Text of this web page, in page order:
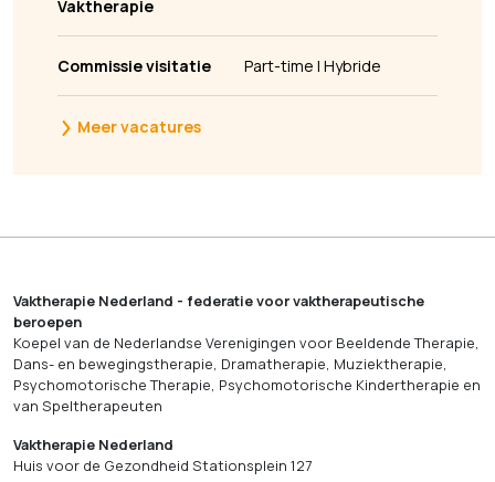
Vaktherapie
Commissie visitatie Part-time | Hybride
Meer vacatures
Vaktherapie Nederland - federatie voor vaktherapeutische
beroepen
Koepel van de Nederlandse Verenigingen voor Beeldende Therapie,
Dans- en bewegingstherapie, Dramatherapie, Muziektherapie,
Psychomotorische Therapie, Psychomotorische Kindertherapie en
van Speltherapeuten
Vaktherapie Nederland
Huis voor de Gezondheid Stationsplein 127